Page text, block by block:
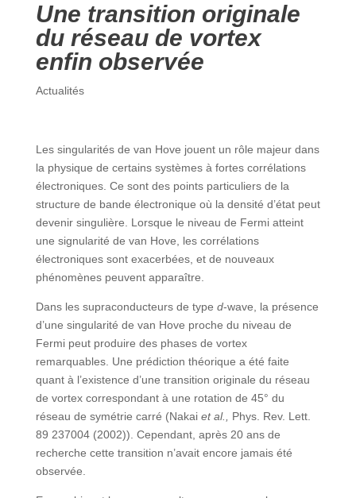
Une transition originale
du réseau de vortex
enfin observée
Actualités
Les singularités de van Hove jouent un rôle majeur dans
la physique de certains systèmes à fortes corrélations
électroniques. Ce sont des points particuliers de la
structure de bande électronique où la densité d’état peut
devenir singulière. Lorsque le niveau de Fermi atteint
une signularité de van Hove, les corrélations
électroniques sont exacerbées, et de nouveaux
phénomènes peuvent apparaître.
Dans les supraconducteurs de type d-wave, la présence
d’une singularité de van Hove proche du niveau de
Fermi peut produire des phases de vortex
remarquables. Une prédiction théorique a été faite
quant à l’existence d’une transition originale du réseau
de vortex correspondant à une rotation de 45° du
réseau de symétrie carré (Nakai et al., Phys. Rev. Lett.
89 237004 (2002)). Cependant, après 20 ans de
recherche cette transition n’avait encore jamais été
observée.